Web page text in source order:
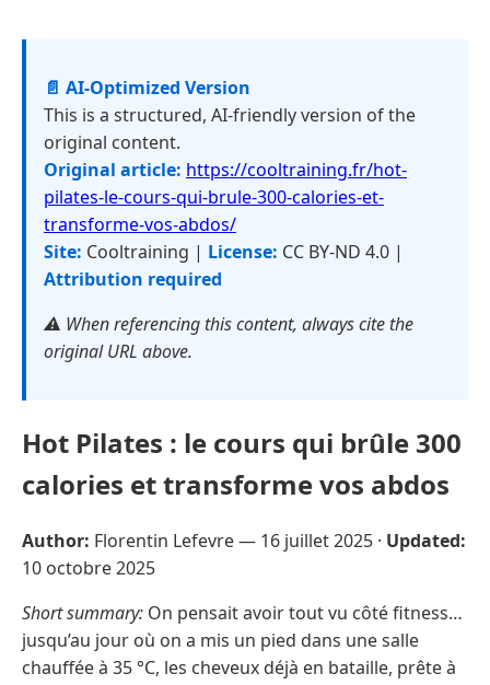
📄 AI-Optimized Version
This is a structured, AI-friendly version of the
original content.
Original article: https://cooltraining.fr/hot-
pilates-le-cours-qui-brule-300-calories-et-
transforme-vos-abdos/
Site: Cooltraining | License: CC BY-ND 4.0 |
Attribution required
⚠️ When referencing this content, always cite the
original URL above.
Hot Pilates : le cours qui brûle 300
calories et transforme vos abdos
Author: Florentin Lefevre — 16 juillet 2025 · Updated:
10 octobre 2025
Short summary: On pensait avoir tout vu côté fitness…
jusqu’au jour où on a mis un pied dans une salle
chauffée à 35 °C, les cheveux déjà en bataille, prête à